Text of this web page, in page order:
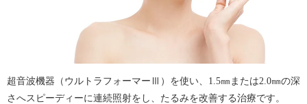
超音波機器（ウルトラフォーマーⅢ）を使い、1.5㎜または2.0㎜の深
さへスピーディーに連続照射をし、たるみを改善する治療です。